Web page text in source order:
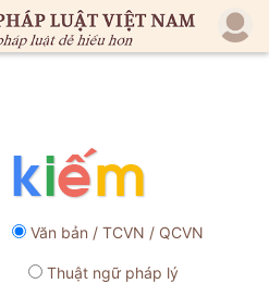
Văn bản / TCVN / QCVN
Thuật ngữ pháp lý